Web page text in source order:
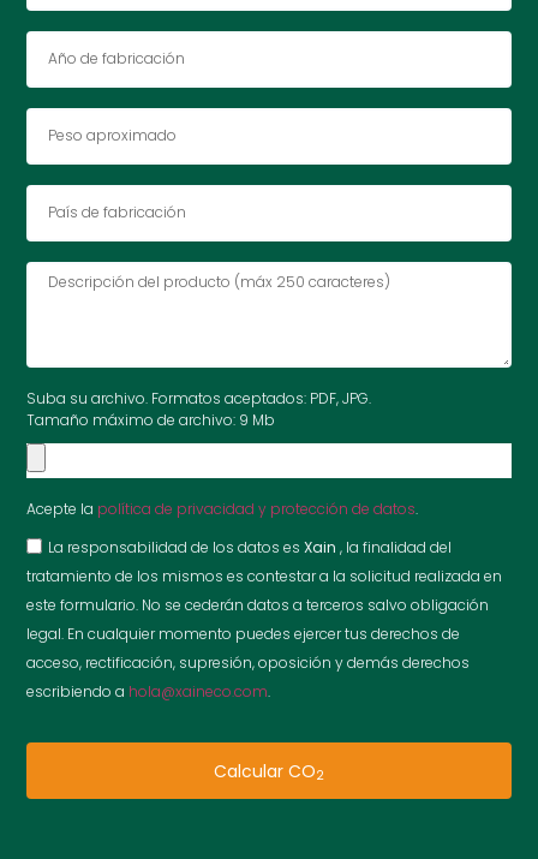
Suba su archivo. Formatos aceptados: PDF, JPG.
Tamaño máximo de archivo: 9 Mb
Acepte la política de privacidad y protección de datos.
La responsabilidad de los datos esXain, la finalidad del
tratamiento de los mismos es contestar a la solicitud realizada en
este formulario. No se cederán datos a terceros salvo obligación
legal. En cualquier momento puedes ejercer tus derechos de
acceso, rectificación, supresión, oposición y demás derechos
escribiendo a hola@xaineco.com.
Calcular CO2